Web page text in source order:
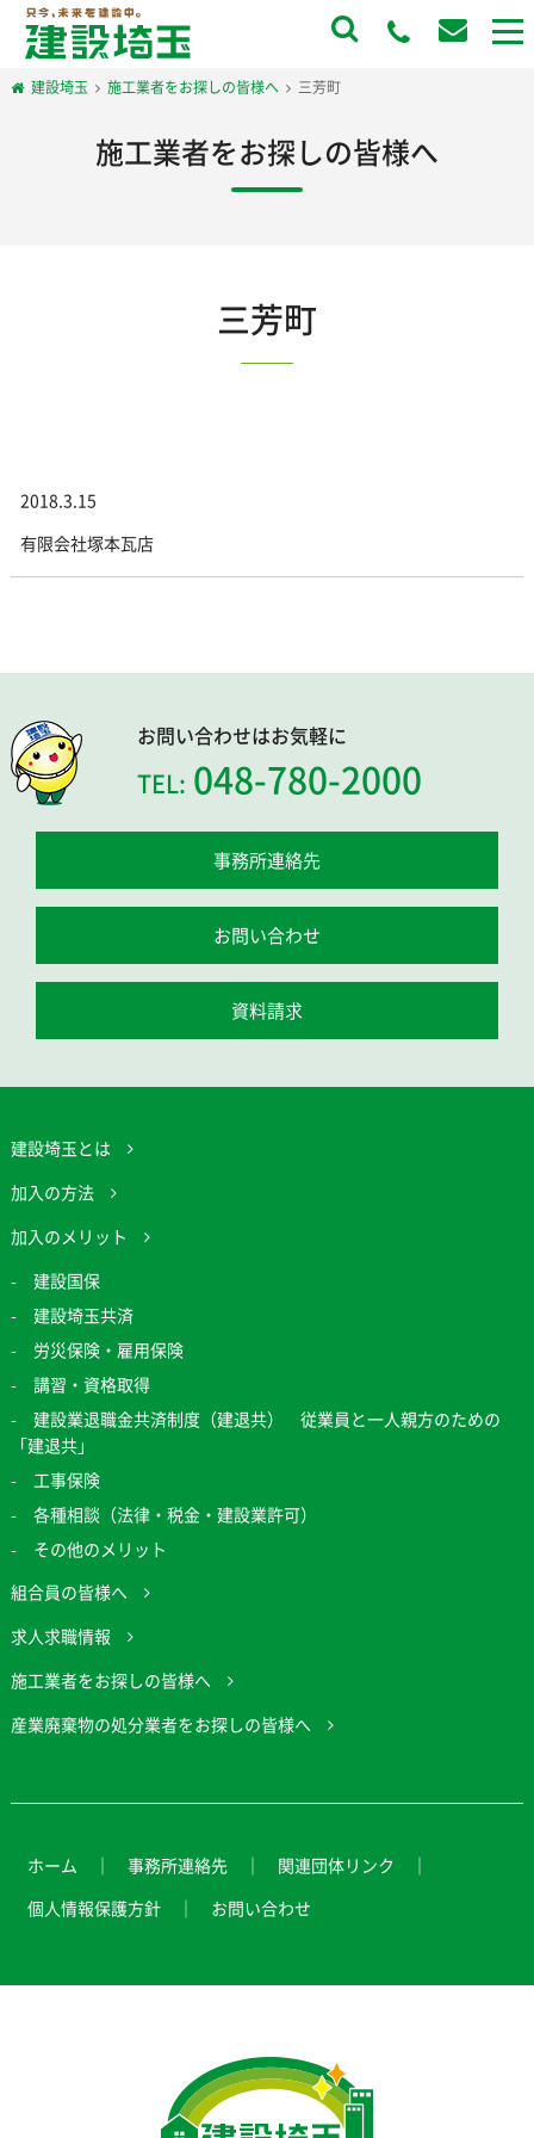
建設埼玉 施工業者をお探しの皆様へ 三芳町
施工業者をお探しの皆様へ
三芳町
2018.3.15
有限会社塚本瓦店
お問い合わせはお気軽に
TEL: 048-780-2000
事務所連絡先
お問い合わせ
資料請求
建設埼玉とは
加入の方法
加入のメリット
建設国保
建設埼玉共済
労災保険・雇用保険
講習・資格取得
建設業退職金共済制度（建退共） 従業員と一人親方のための
「建退共」
工事保険
各種相談（法律・税金・建設業許可）
その他のメリット
組合員の皆様へ
求人求職情報
施工業者をお探しの皆様へ
産業廃棄物の処分業者をお探しの皆様へ
ホーム 事務所連絡先
関連団体リンク
個人情報保護方針
お問い合わせ